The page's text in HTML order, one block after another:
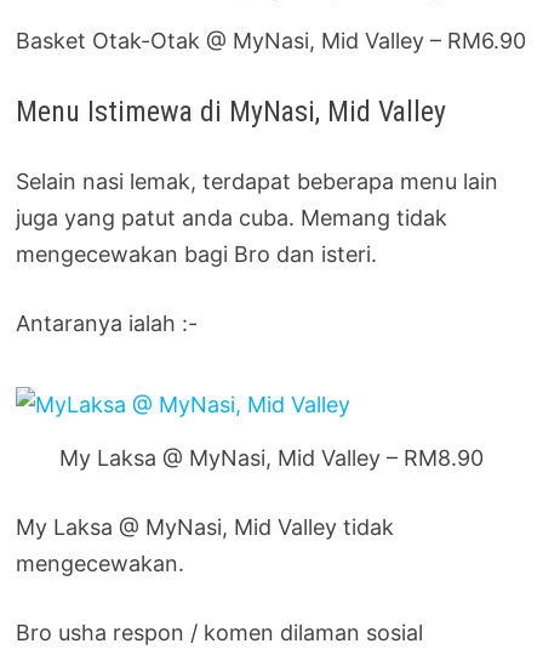
Basket Otak-Otak @ MyNasi, Mid Valley – RM6.90
Menu Istimewa di MyNasi, Mid Valley
Selain nasi lemak, terdapat beberapa menu lain
juga yang patut anda cuba. Memang tidak
mengecewakan bagi Bro dan isteri.
Antaranya ialah :-
My Laksa @ MyNasi, Mid Valley – RM8.90
My Laksa @ MyNasi, Mid Valley tidak
mengecewakan.
Bro usha respon / komen dilaman sosial